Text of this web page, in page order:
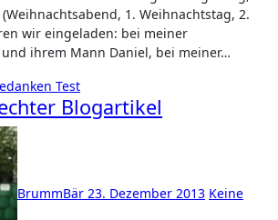
1. Weihnachtstag, 2.
wir eingeladen: bei meiner
ihrem Mann Daniel, bei meiner…
Test
Blogartikel
BrummBär 23. Dezember 2013 Keine